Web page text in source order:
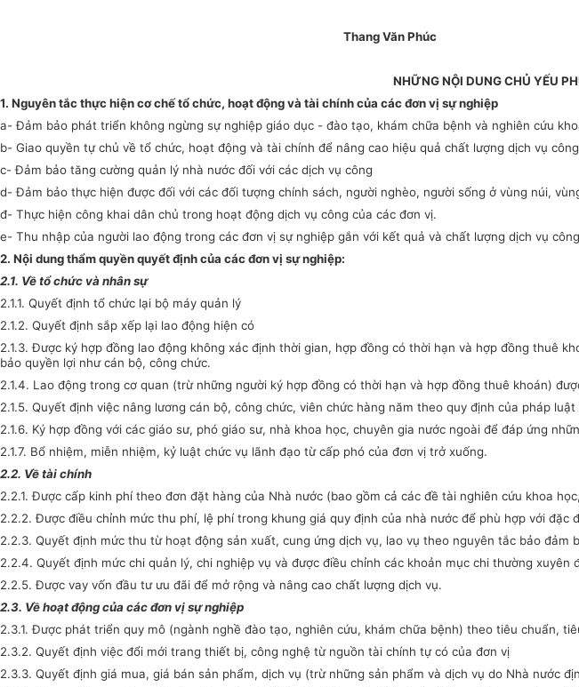
Thang Văn Phúc
NHỮNG NỘI DUNG CHỦ YẾU
1. Nguyên tắc thực hiện cơ chế tổ chức, hoạt động và tài chính của các đơn vị sự nghiệp
a- Đảm bảo phát triển không ngừng sự nghiệp giáo dục - đào tạo, khám chữa bệnh và nghiên cứu
b- Giao quyền tự chủ về tổ chức, hoạt động và tài chính để nâng cao hiệu quả chất lượng dịch vụ
c- Đảm bảo tăng cường quản lý nhà nước đối với các dịch vụ công
d- Đảm bảo thực hiện được đối với các đối tượng chính sách, người nghèo, người sống ở vùng núi,
đ- Thực hiện công khai dân chủ trong hoạt động dịch vụ công của các đơn vị.
e- Thu nhập của người lao động trong các đơn vị sự nghiệp gắn với kết quả và chất lượng dịch vụ
2. Nội dung thẩm quyền quyết định của các đơn vị sự nghiệp:
2.1. Về tổ chức và nhân sự
2.1.1. Quyết định tổ chức lại bộ máy quản lý
2.1.2. Quyết định sắp xếp lại lao động hiện có
2.1.3. Được ký hợp đồng lao động không xác định thời gian, hợp đồng có thời hạn và hợp đồng thuê
bảo quyền lợi như cán bộ, công chức.
2.1.4. Lao động trong cơ quan (trừ những người ký hợp đồng có thời hạn và hợp đồng thuê khoán)
2.1.5. Quyết định việc nâng lương cán bộ, công chức, viên chức hàng năm theo quy định của pháp
2.1.6. Ký hợp đồng với các giáo sư, phó giáo sư, nhà khoa học, chuyên gia nước ngoài để đáp ứng
2.1.7. Bổ nhiệm, miễn nhiệm, kỷ luật chức vụ lãnh đạo từ cấp phó của đơn vị trở xuống.
2.2. Về tài chính
2.2.1. Được cấp kinh phí theo đơn đặt hàng của Nhà nước (bao gồm cả các đề tài nghiên cứu khoa
2.2.2. Được điều chỉnh mức thu phí, lệ phí trong khung giá quy định của nhà nước để phù hợp với
2.2.3. Quyết định mức thu từ hoạt động sản xuất, cung ứng dịch vụ, lao vụ theo nguyên tắc bảo đảm
2.2.4. Quyết định mức chi quản lý, chi nghiệp vụ và được điều chỉnh các khoản mục chi thường
2.2.5. Được vay vốn đầu tư ưu đãi để mở rộng và nâng cao chất lượng dịch vụ.
2.3. Về hoạt động của các đơn vị sự nghiệp
2.3.1. Được phát triển quy mô (ngành nghề đào tạo, nghiên cứu, khám chữa bệnh) theo tiêu chuẩn,
2.3.2. Quyết định việc đổi mới trang thiết bị, công nghệ từ nguồn tài chính tự có của đơn vị
2.3.3. Quyết định giá mua, giá bán sản phẩm, dịch vụ (trừ những sản phẩm và dịch vụ do Nhà nước